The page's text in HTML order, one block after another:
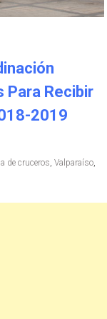
Para Recibir
2019
de cruceros ,Valparaíso